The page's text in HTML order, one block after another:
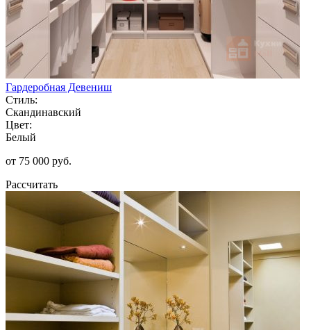
Гардеробная Девениш
Стиль:
Скандинавский
Цвет:
Белый
от 75 000 руб.
Рассчитать